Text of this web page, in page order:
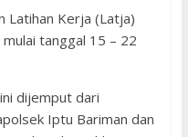
Latihan Kerja (Latja)
tanggal 15 – 22
dijemput dari
Iptu Bariman dan